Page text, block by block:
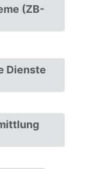
(ZB-
Dienste